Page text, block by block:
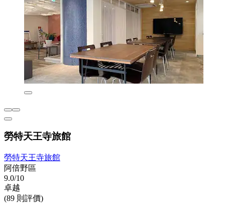
勞特天王寺旅館
勞特天王寺旅館
阿倍野區
9.0/10
卓越
(89 則評價)